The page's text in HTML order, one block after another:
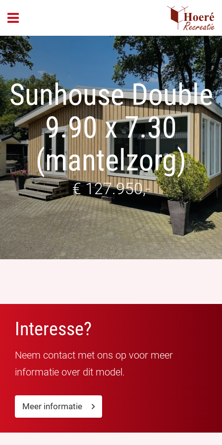
Sunhouse Double
9.90 x 7.30
(mantelzorg)
€ 127.950,-
Interesse?
Neem contact met ons op voor meer
informatie over dit model.
Meer informatie
header_open_menu